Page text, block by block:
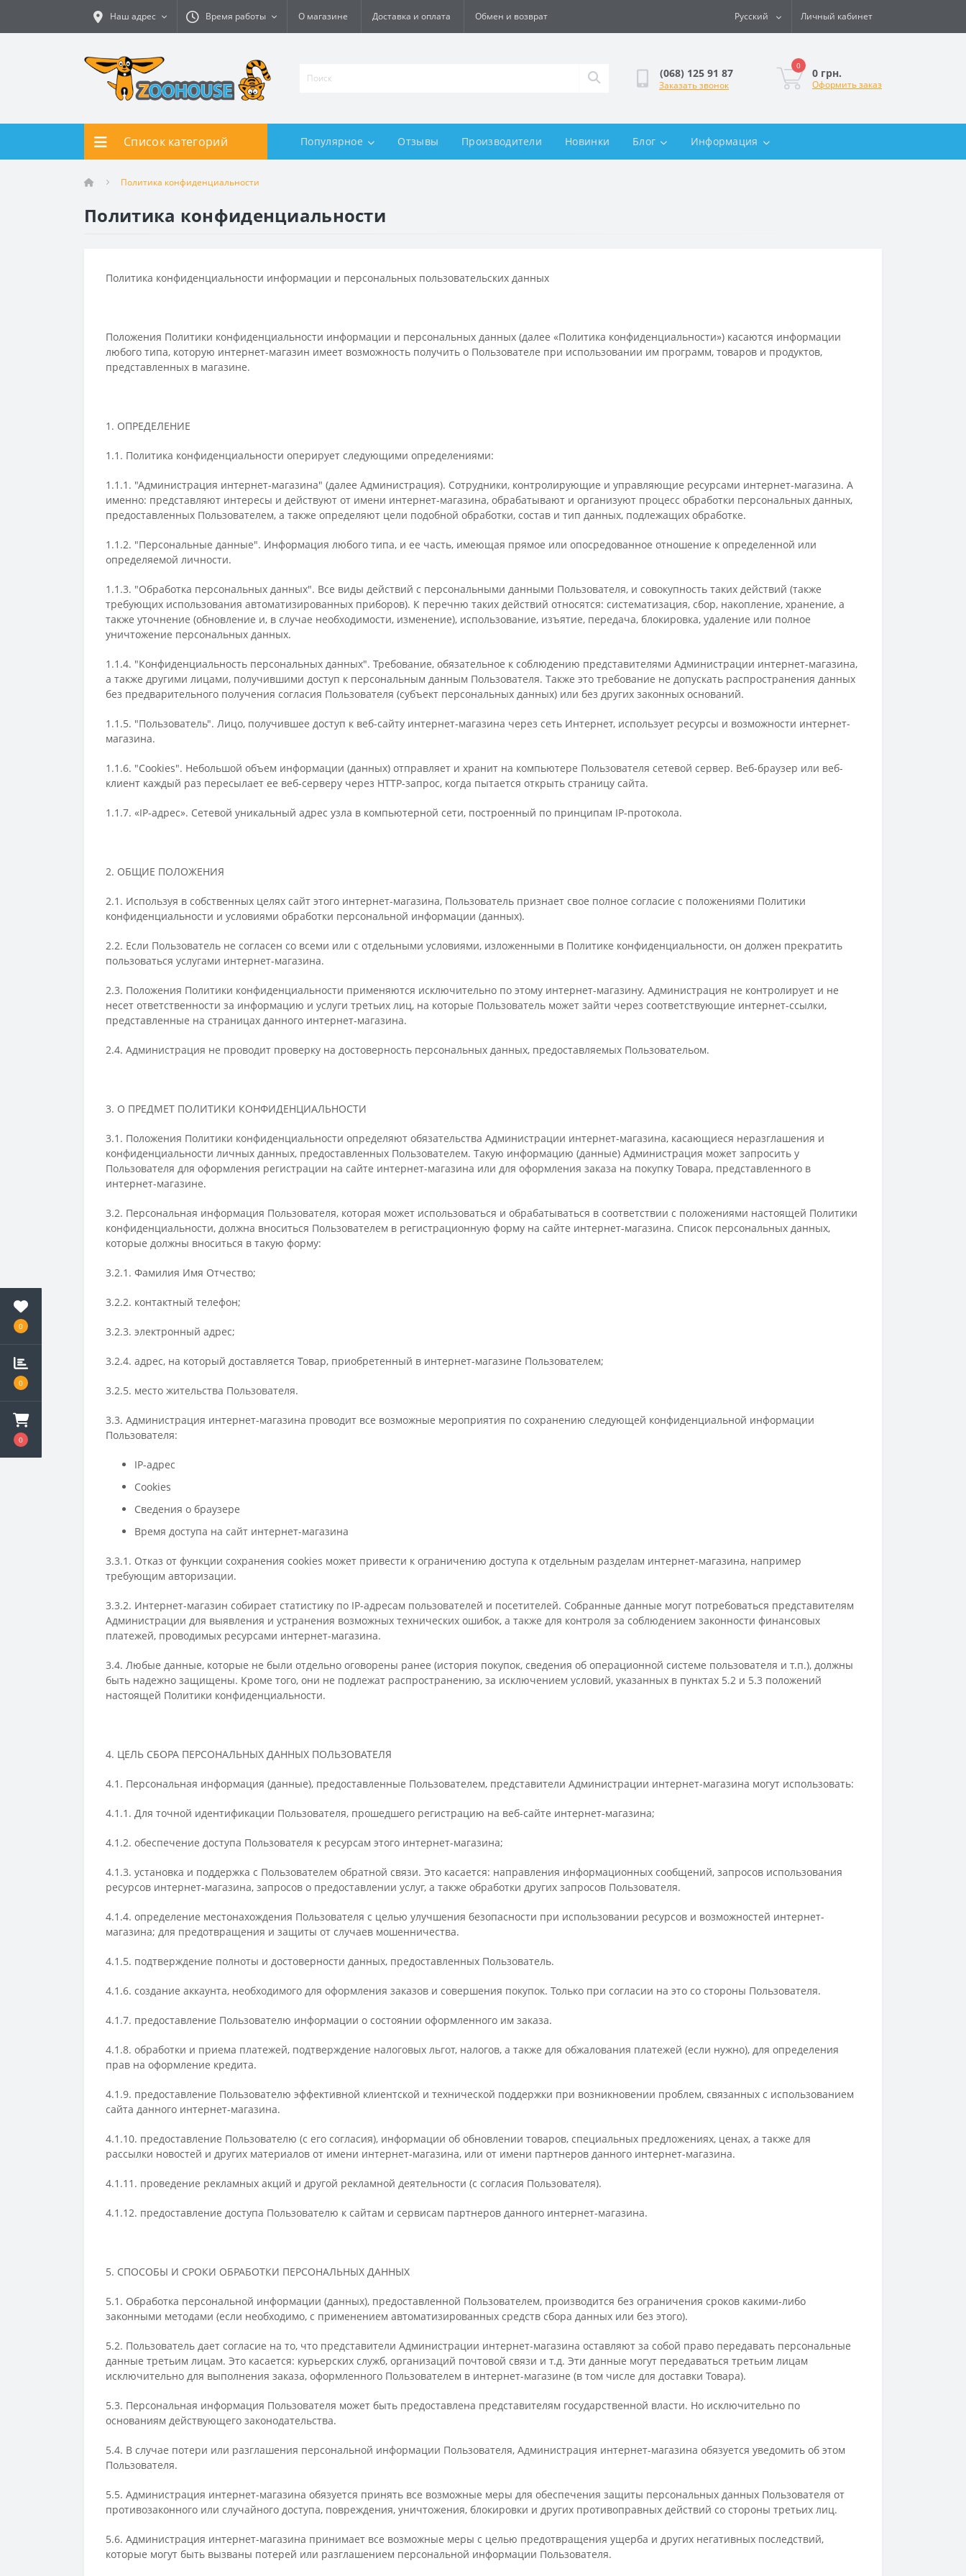
0
0
0
Наш адрес Время работы О магазине Доставка и оплата Обмен и возврат Русский Личный кабинет
(068) 125 91 87
Заказать звонок
0
0 грн.
Оформить заказ
Список категорий Популярное Отзывы Производители Новинки Блог Информация
Политика конфиденциальности
Политика конфиденциальности
Политика конфиденциальности информации и персональных пользовательских данных
Положения Политики конфиденциальности информации и персональных данных (далее «Политика конфиденциальности») касаются информации
любого типа, которую интернет-магазин имеет возможность получить о Пользователе при использовании им программ, товаров и продуктов,
представленных в магазине.
1. ОПРЕДЕЛЕНИЕ
1.1. Политика конфиденциальности оперирует следующими определениями:
1.1.1. "Администрация интернет-магазина" (далее Администрация). Сотрудники, контролирующие и управляющие ресурсами интернет-магазина. А
именно: представляют интересы и действуют от имени интернет-магазина, обрабатывают и организуют процесс обработки персональных данных,
предоставленных Пользователем, а также определяют цели подобной обработки, состав и тип данных, подлежащих обработке.
1.1.2. "Персональные данные". Информация любого типа, и ее часть, имеющая прямое или опосредованное отношение к определенной или
определяемой личности.
1.1.3. "Обработка персональных данных". Все виды действий с персональными данными Пользователя, и совокупность таких действий (также
требующих использования автоматизированных приборов). К перечню таких действий относятся: систематизация, сбор, накопление, хранение, а
также уточнение (обновление и, в случае необходимости, изменение), использование, изъятие, передача, блокировка, удаление или полное
уничтожение персональных данных.
1.1.4. "Конфиденциальность персональных данных". Требование, обязательное к соблюдению представителями Администрации интернет-магазина,
а также другими лицами, получившими доступ к персональным данным Пользователя. Также это требование не допускать распространения данных
без предварительного получения согласия Пользователя (субъект персональных данных) или без других законных оснований.
1.1.5. "Пользователь". Лицо, получившее доступ к веб-сайту интернет-магазина через сеть Интернет, использует ресурсы и возможности интернет-
магазина.
1.1.6. "Cookies". Небольшой объем информации (данных) отправляет и хранит на компьютере Пользователя сетевой сервер. Веб-браузер или веб-
клиент каждый раз пересылает ее веб-серверу через HTTP-запрос, когда пытается открыть страницу сайта.
1.1.7. «IP-адрес». Сетевой уникальный адрес узла в компьютерной сети, построенный по принципам IP-протокола.
2. ОБЩИЕ ПОЛОЖЕНИЯ
2.1. Используя в собственных целях сайт этого интернет-магазина, Пользователь признает свое полное согласие с положениями Политики
конфиденциальности и условиями обработки персональной информации (данных).
2.2. Если Пользователь не согласен со всеми или с отдельными условиями, изложенными в Политике конфиденциальности, он должен прекратить
пользоваться услугами интернет-магазина.
2.3. Положения Политики конфиденциальности применяются исключительно по этому интернет-магазину. Администрация не контролирует и не
несет ответственности за информацию и услуги третьих лиц, на которые Пользователь может зайти через соответствующие интернет-ссылки,
представленные на страницах данного интернет-магазина.
2.4. Администрация не проводит проверку на достоверность персональных данных, предоставляемых Пользовательом.
3. О ПРЕДМЕТ ПОЛИТИКИ КОНФИДЕНЦИАЛЬНОСТИ
3.1. Положения Политики конфиденциальности определяют обязательства Администрации интернет-магазина, касающиеся неразглашения и
конфиденциальности личных данных, предоставленных Пользователем. Такую информацию (данные) Администрация может запросить у
Пользователя для оформления регистрации на сайте интернет-магазина или для оформления заказа на покупку Товара, представленного в
интернет-магазине.
3.2. Персональная информация Пользователя, которая может использоваться и обрабатываться в соответствии с положениями настоящей Политики
конфиденциальности, должна вноситься Пользователем в регистрационную форму на сайте интернет-магазина. Список персональных данных,
которые должны вноситься в такую форму:
3.2.1. Фамилия Имя Отчество;
3.2.2. контактный телефон;
3.2.3. электронный адрес;
3.2.4. адрес, на который доставляется Товар, приобретенный в интернет-магазине Пользователем;
3.2.5. место жительства Пользователя.
3.3. Администрация интернет-магазина проводит все возможные мероприятия по сохранению следующей конфиденциальной информации
Пользователя:
IP-адрес
Cookies
Сведения о браузере
Время доступа на сайт интернет-магазина
3.3.1. Отказ от функции сохранения cookies может привести к ограничению доступа к отдельным разделам интернет-магазина, например
требующим авторизации.
3.3.2. Интернет-магазин собирает статистику по IP-адресам пользователей и посетителей. Собранные данные могут потребоваться представителям
Администрации для выявления и устранения возможных технических ошибок, а также для контроля за соблюдением законности финансовых
платежей, проводимых ресурсами интернет-магазина.
3.4. Любые данные, которые не были отдельно оговорены ранее (история покупок, сведения об операционной системе пользователя и т.п.), должны
быть надежно защищены. Кроме того, они не подлежат распространению, за исключением условий, указанных в пунктах 5.2 и 5.3 положений
настоящей Политики конфиденциальности.
4. ЦЕЛЬ СБОРА ПЕРСОНАЛЬНЫХ ДАННЫХ ПОЛЬЗОВАТЕЛЯ
4.1. Персональная информация (данные), предоставленные Пользователем, представители Администрации интернет-магазина могут использовать:
4.1.1. Для точной идентификации Пользователя, прошедшего регистрацию на веб-сайте интернет-магазина;
4.1.2. обеспечение доступа Пользователя к ресурсам этого интернет-магазина;
4.1.3. установка и поддержка с Пользователем обратной связи. Это касается: направления информационных сообщений, запросов использования
ресурсов интернет-магазина, запросов о предоставлении услуг, а также обработки других запросов Пользователя.
4.1.4. определение местонахождения Пользователя с целью улучшения безопасности при использовании ресурсов и возможностей интернет-
магазина; для предотвращения и защиты от случаев мошенничества.
4.1.5. подтверждение полноты и достоверности данных, предоставленных Пользователь.
4.1.6. создание аккаунта, необходимого для оформления заказов и совершения покупок. Только при согласии на это со стороны Пользователя.
4.1.7. предоставление Пользователю информации о состоянии оформленного им заказа.
4.1.8. обработки и приема платежей, подтверждение налоговых льгот, налогов, а также для обжалования платежей (если нужно), для определения
прав на оформление кредита.
4.1.9. предоставление Пользователю эффективной клиентской и технической поддержки при возникновении проблем, связанных с использованием
сайта данного интернет-магазина.
4.1.10. предоставление Пользователю (с его согласия), информации об обновлении товаров, специальных предложениях, ценах, а также для
рассылки новостей и других материалов от имени интернет-магазина, или от имени партнеров данного интернет-магазина.
4.1.11. проведение рекламных акций и другой рекламной деятельности (с согласия Пользователя).
4.1.12. предоставление доступа Пользователю к сайтам и сервисам партнеров данного интернет-магазина.
5. СПОСОБЫ И СРОКИ ОБРАБОТКИ ПЕРСОНАЛЬНЫХ ДАННЫХ
5.1. Обработка персональной информации (данных), предоставленной Пользователем, производится без ограничения сроков какими-либо
законными методами (если необходимо, с применением автоматизированных средств сбора данных или без этого).
5.2. Пользователь дает согласие на то, что представители Администрации интернет-магазина оставляют за собой право передавать персональные
данные третьим лицам. Это касается: курьерских служб, организаций почтовой связи и т.д. Эти данные могут передаваться третьим лицам
исключительно для выполнения заказа, оформленного Пользователем в интернет-магазине (в том числе для доставки Товара).
5.3. Персональная информация Пользователя может быть предоставлена представителям государственной власти. Но исключительно по
основаниям действующего законодательства.
5.4. В случае потери или разглашения персональной информации Пользователя, Администрация интернет-магазина обязуется уведомить об этом
Пользователя.
5.5. Администрация интернет-магазина обязуется принять все возможные меры для обеспечения защиты персональных данных Пользователя от
противозаконного или случайного доступа, повреждения, уничтожения, блокировки и других противоправных действий со стороны третьих лиц.
5.6. Администрация интернет-магазина принимает все возможные меры с целью предотвращения ущерба и других негативных последствий,
которые могут быть вызваны потерей или разглашением персональной информации Пользователя.